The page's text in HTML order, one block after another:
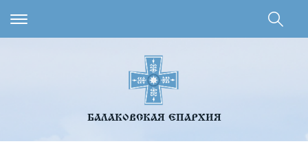
БАЛАКОВСКАЯ ЕПАРХИЯ